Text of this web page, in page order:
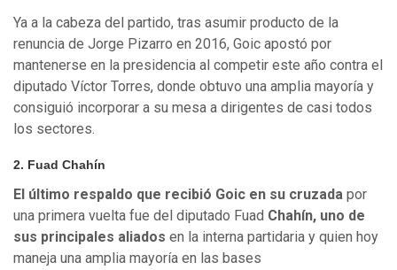
Ya a la cabeza del partido, tras asumir producto de la
renuncia de Jorge Pizarro en 2016, Goic apostó por
mantenerse en la presidencia al competir este año contra el
diputado Víctor Torres, donde obtuvo una amplia mayoría y
consiguió incorporar a su mesa a dirigentes de casi todos
los sectores.
2. Fuad Chahín
El último respaldo que recibió Goic en su cruzada por
una primera vuelta fue del diputado Fuad Chahín, uno de
sus principales aliados en la interna partidaria y quien hoy
maneja una amplia mayoría en las bases